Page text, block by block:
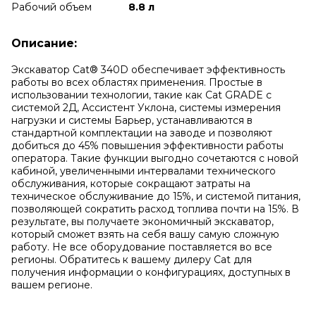
Рабочий объем 8.8 л
Описание:
Экскаватор Cat® 340D обеспечивает эффективность
работы во всех областях применения. Простые в
использовании технологии, такие как Cat GRADE с
системой 2Д, Ассистент Уклона, системы измерения
нагрузки и системы Барьер, устанавливаются в
стандартной комплектации на заводе и позволяют
добиться до 45% повышения эффективности работы
оператора. Такие функции выгодно сочетаются с новой
кабиной, увеличенными интервалами технического
обслуживания, которые сокращают затраты на
техническое обслуживание до 15%, и системой питания,
позволяющей сократить расход топлива почти на 15%. В
результате, вы получаете экономичный экскаватор,
который сможет взять на себя вашу самую сложную
работу. Не все оборудование поставляется во все
регионы. Обратитесь к вашему дилеру Cat для
получения информации о конфигурациях, доступных в
вашем регионе.